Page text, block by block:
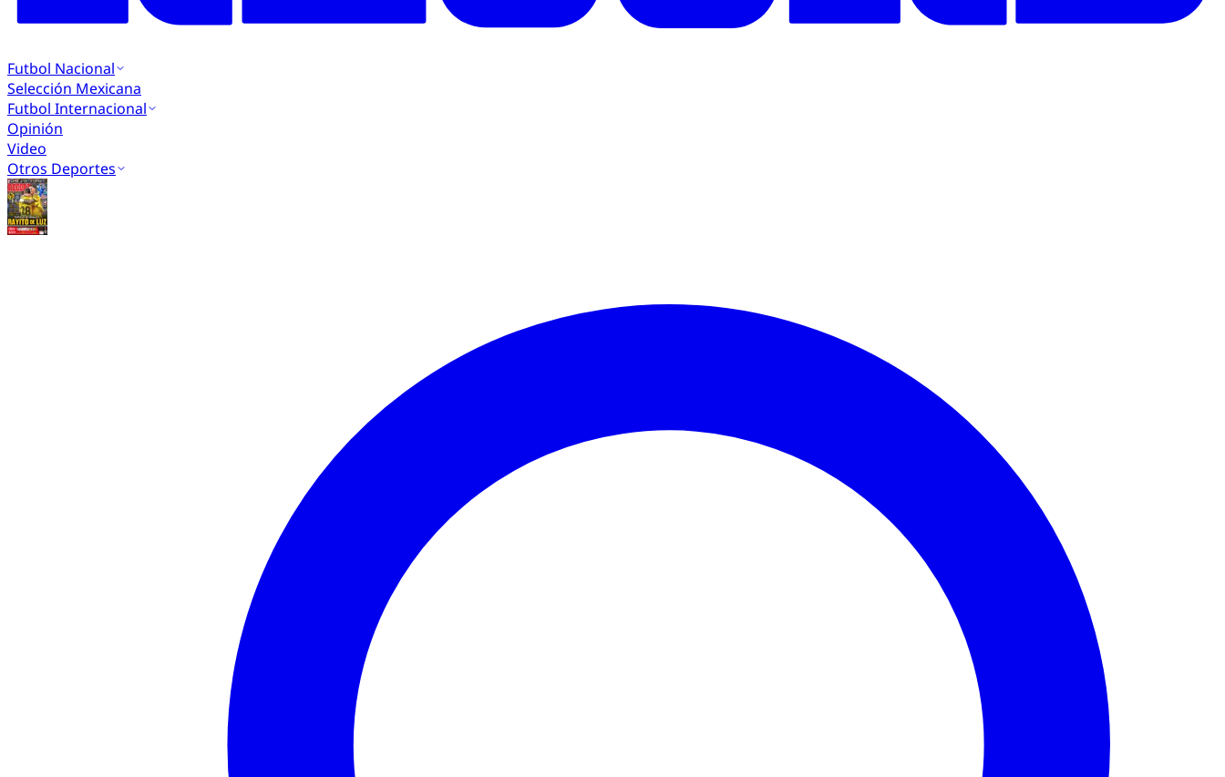
Futbol Nacional
Selección Mexicana
Futbol Internacional
Opinión
Video
Otros Deportes